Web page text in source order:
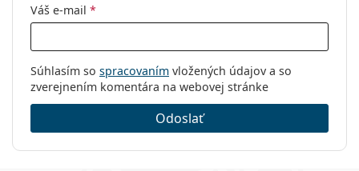
Váš e-mail *
Súhlasím so spracovaním vložených údajov a so
zverejnením komentára na webovej stránke
Odoslať